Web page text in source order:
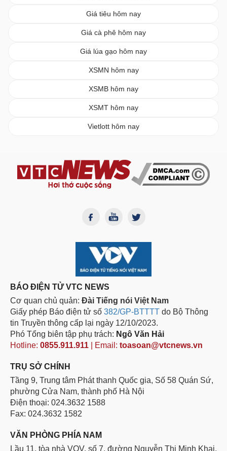
Giá tiêu hôm nay
Giá cà phê hôm nay
Giá lúa gạo hôm nay
XSMN hôm nay
XSMB hôm nay
XSMT hôm nay
Vietlott hôm nay
BÁO ĐIỆN TỬ VTC NEWS
Cơ quan chủ quản: Đài Tiếng nói Việt Nam
Giấy phép Báo điện tử số 382/GP-BTTTT do Bộ Thông
tin Truyền thông cấp lại ngày 12/10/2023.
Phó Tổng biên tập phụ trách: Ngô Văn Hải
Hotline: 0855.911.911 | Email: toasoan@vtcnews.vn
TRỤ SỞ CHÍNH
Tầng 9, Trung tâm Phát thanh Quốc gia, Số 58 Quán Sứ,
phường Cửa Nam, thành phố Hà Nội
Điện thoại: 024.3632 1588
Fax: 024.3632 1582
VĂN PHÒNG PHÍA NAM
Lầu 11, tòa nhà VOV, số 7, đường Nguyễn Thị Minh Khai,